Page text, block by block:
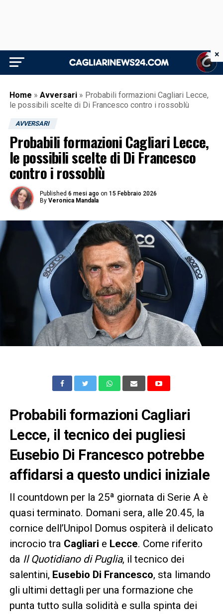
Home » Avversari » Probabili formazioni Cagliari Lecce,
le possibili scelte di Di Francesco contro i rossoblù
AVVERSARI
Probabili formazioni Cagliari Lecce,
le possibili scelte di Di Francesco
contro i rossoblù
Published 6 mesi ago on 15 Febbraio 2026
By Veronica Mandala
Probabili formazioni Cagliari
Lecce, il tecnico dei pugliesi
Eusebio Di Francesco potrebbe
affidarsi a questo undici iniziale
Il countdown per la 25ª giornata di Serie A è
quasi terminato. Domani sera, alle 20.45, la
cornice dell’Unipol Domus ospiterà il delicato
incrocio tra Cagliari e Lecce. Come riferito
da Il Quotidiano di Puglia, il tecnico dei
salentini, Eusebio Di Francesco, sta limando
gli ultimi dettagli per una formazione che
punta tutto sulla solidità e sulla spinta dei
×